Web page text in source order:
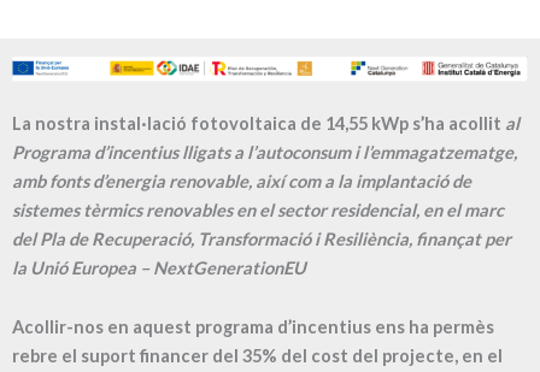
La nostra instal·lació fotovoltaica de 14,55 kWp s’ha acollit al
Programa d’incentius lligats a l’autoconsum i l’emmagatzematge,
amb fonts d’energia renovable, així com a la implantació de
sistemes tèrmics renovables en el sector residencial, en el marc
del Pla de Recuperació, Transformació i Resiliència, finançat per
la Unió Europea – NextGenerationEU
Acollir-nos en aquest programa d’incentius ens ha permès
rebre el suport financer del 35% del cost del projecte, en el